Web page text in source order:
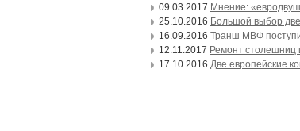
09.03.2017 Мнение:
25.10.2016 Большой выбор
16.09.2016 Транш МВФ
12.11.2017 Ремонт столешниц
17.10.2016 Две европейские